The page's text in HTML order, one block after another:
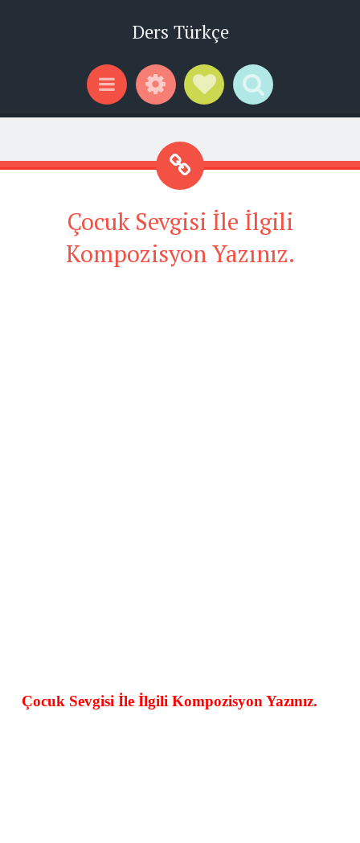
Ders Türkçe
Menu WidgetsSocial Links
Search
Çocuk Sevgisi İle İlgili
Kompozisyon Yazınız.
Çocuk Sevgisi İle İlgili Kompozisyon Yazınız.